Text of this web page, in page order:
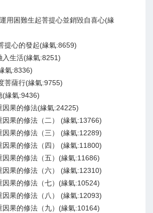
用困難生起菩提心並銷毀自喜心(緣
提心的發起(緣氣:8659)
生活(緣氣:8251)
氣:8336)
菩薩行(緣氣:9755)
緣氣:9436)
果的修法(緣氣:24225)
果的修法（二） (緣氣:13766)
果的修法（三） (緣氣:12289)
果的修法（四） (緣氣:11800)
果的修法（五）(緣氣:11686)
果的修法（六） (緣氣:12310)
果的修法（七）(緣氣:10524)
果的修法（八） (緣氣:12093)
果的修法（九）(緣氣:10164)